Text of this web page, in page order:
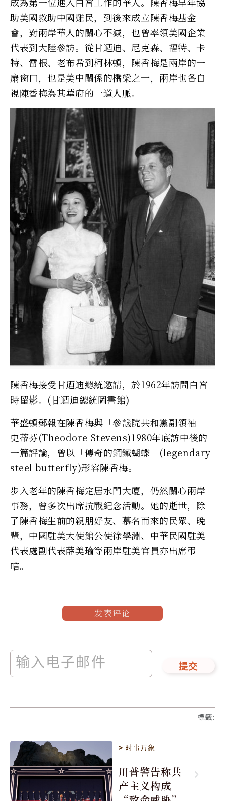
助美國救助中國難民，到後來成立陳香梅基金
會，對兩岸華人的關心不減，也曾率領美國企業
代表到大陸參訪。從甘迺迪、尼克森、福特、卡
特、雷根、老布希到柯林頓，陳香梅是兩岸的一
扇窗口，也是美中關係的橋梁之一，兩岸也各自
視陳香梅為其華府的一道人脈。
陳香梅接受甘迺迪總統邀請，於1962年訪問白宮
時留影。(甘迺迪總統圖書館)
華盛頓郵報在陳香梅與「參議院共和黨副領袖」
史蒂芬(Theodore Stevens)1980年底訪中後的
一篇評論，曾以「傳奇的鋼鐵蝴蝶」(legendary
steel butterfly)形容陳香梅。
步入老年的陳香梅定居水門大廈，仍然關心兩岸
事務，曾多次出席抗戰紀念活動。她的逝世，除
了陳香梅生前的親朋好友、慕名而來的民眾、晚
輩，中國駐美大使館公使徐學淵、中華民國駐美
代表處副代表薛美瑜等兩岸駐美官員亦出席弔
唁。
发表评论
提交
標籤:
> 时事万象
川普警告称共
产主义构成